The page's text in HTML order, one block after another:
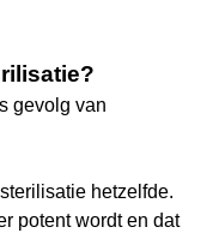
gevolg van
hetzelfde.
potent wordt en dat